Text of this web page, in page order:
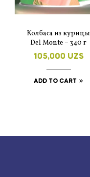
Колбаса из курицы
Del Monte – 340 г
105,000 UZS
ADD TO CART